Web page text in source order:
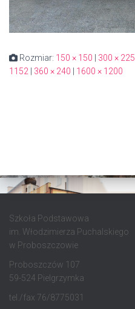
Rozmiar: 150 × 150 | 300 × 225
1152 | 360 × 240 | 1600 × 1200
Szkoła Podstawowa
im. Włodzimierza Puchalskiego
w Proboszczowie
Proboszczów 107
59-524 Pielgrzymka
tel./fax 76/8775031